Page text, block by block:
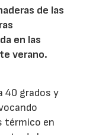
de las
en las
verano.
40 grados y
térmico en